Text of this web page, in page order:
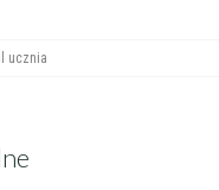
ucznia